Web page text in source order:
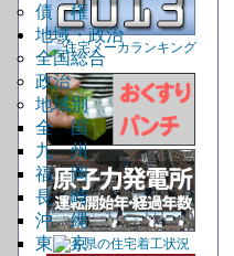
債 権
地域・政治
全国総合
政治
地域別
全 国
九 州
福 岡
長 崎
沖 縄
東 京